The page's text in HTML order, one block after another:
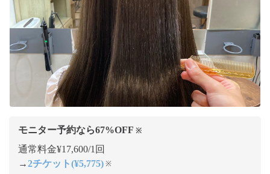
モニター予約なら67%OFF ※
通常料金¥17,600/1回
→2チケット(¥5,775) ※